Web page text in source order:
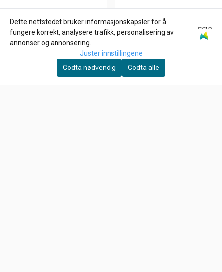
GOODRIDGE
BRAKE LINE WASHERS,
3/8" (10MM). STAT-O-
JAMES GASKETS
93,-
Dette nettstedet bruker informasjonskapsler for å
fungere korrekt, analysere trafikk, personalisering av
annonser og annonsering.
Drevet av
Juster innstillingene
Godta nødvendig
Godta alle